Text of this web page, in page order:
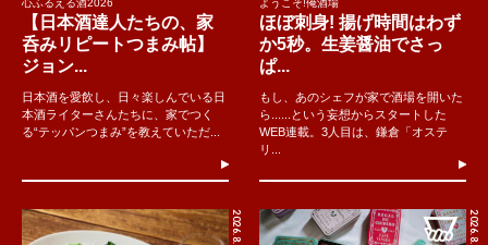
心ふるえる酒2026
【日本酒達人たちの、家
呑みリピートつまみ帖】
ジョン...
日本酒を愛飲し、日々楽しんでいる日
本酒ライターさんたちに、家でつく
る“テッパンつまみ”を教えていただ...
ようこそ!俺酒場
ほぼ刺身! 揚げ時間はわず
か5秒。生姜醤油でさっ
ぱ...
もし、あのシェフが家で酒場を開いた
ら......という妄想からスタートした
WEB連載。3人目は、鎌倉「オステ
リ...
2026.8.5 2026.8.2